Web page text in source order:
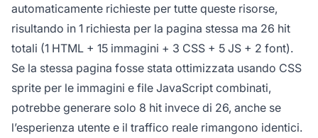
automaticamente richieste per tutte queste risorse,
risultando in 1 richiesta per la pagina stessa ma 26 hit
totali (1 HTML + 15 immagini + 3 CSS + 5 JS + 2 font).
Se la stessa pagina fosse stata ottimizzata usando CSS
sprite per le immagini e file JavaScript combinati,
potrebbe generare solo 8 hit invece di 26, anche se
l’esperienza utente e il traffico reale rimangono identici.